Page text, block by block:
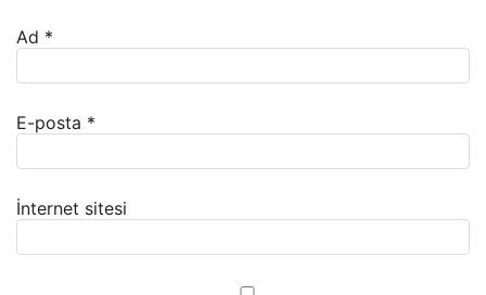
Ad *
E-posta *
İnternet sitesi